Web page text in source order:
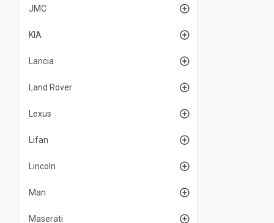
JMC
KIA
Lancia
Land Rover
Lexus
Lifan
Lincoln
Man
Maserati